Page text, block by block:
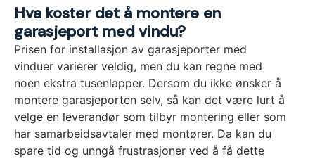
Hva koster det å montere en
garasjeport med vindu?
Prisen for installasjon av garasjeporter med
vinduer varierer veldig, men du kan regne med
noen ekstra tusenlapper. Dersom du ikke ønsker å
montere garasjeporten selv, så kan det være lurt å
velge en leverandør som tilbyr montering eller som
har samarbeidsavtaler med montører. Da kan du
spare tid og unngå frustrasjoner ved å få dette